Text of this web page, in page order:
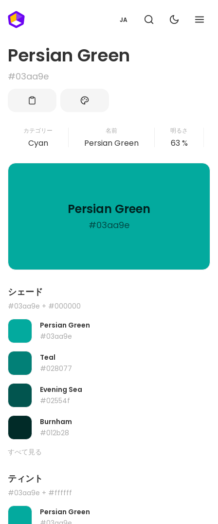
JA
Persian Green
#03aa9e
カテゴリー
Cyan
名前
Persian Green
明るさ
63 %
Persian Green
#03aa9e
シェード
#03aa9e + #000000
Persian Green
#03aa9e
Teal
#028077
Evening Sea
#02554f
Burnham
#012b28
すべて見る
ティント
#03aa9e + #ffffff
Persian Green